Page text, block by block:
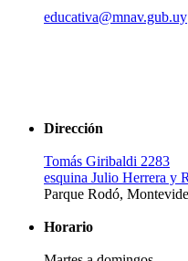
educativa@mnav.gub.uy
Dirección
Tomás Giribaldi 2283
esquina Julio Herrera y
Parque Rodó,
Horario